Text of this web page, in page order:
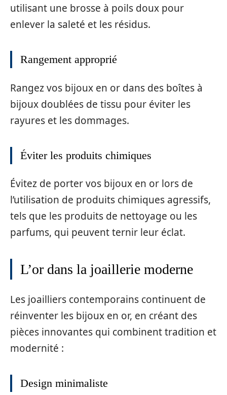
utilisant une brosse à poils doux pour
enlever la saleté et les résidus.
Rangement approprié
Rangez vos bijoux en or dans des boîtes à
bijoux doublées de tissu pour éviter les
rayures et les dommages.
Éviter les produits chimiques
Évitez de porter vos bijoux en or lors de
l’utilisation de produits chimiques agressifs,
tels que les produits de nettoyage ou les
parfums, qui peuvent ternir leur éclat.
L’or dans la joaillerie moderne
Les joailliers contemporains continuent de
réinventer les bijoux en or, en créant des
pièces innovantes qui combinent tradition et
modernité :
Design minimaliste